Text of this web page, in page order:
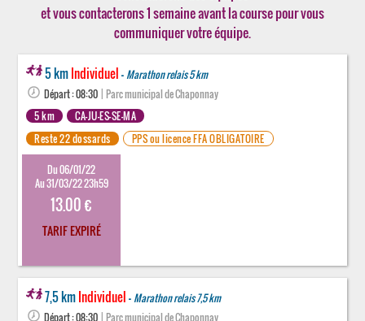
et vous contacterons 1 semaine avant la course pour vous
communiquer votre équipe.
5 kmIndividuel- Marathon relais 5 km
Départ : 08:30 | Parc municipal de Chaponnay
5 km
CA-JU-ES-SE-MA
Reste 22 dossards
PPS ou licence FFA OBLIGATOIRE
Du 06/01/22
Au 31/03/22 23h59
13.00 €
TARIF EXPIRÉ
7,5 kmIndividuel- Marathon relais 7,5 km
Départ : 08:30 | Parc municipal de Chaponnay